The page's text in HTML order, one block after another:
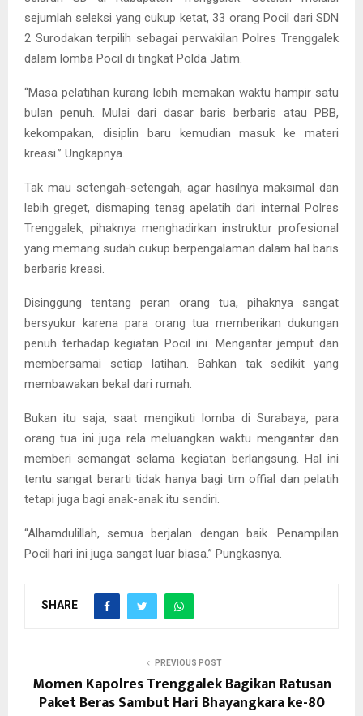
sejumlah seleksi yang cukup ketat, 33 orang Pocil dari SDN
2 Surodakan terpilih sebagai perwakilan Polres Trenggalek
dalam lomba Pocil di tingkat Polda Jatim.
“Masa pelatihan kurang lebih memakan waktu hampir satu
bulan penuh. Mulai dari dasar baris berbaris atau PBB,
kekompakan, disiplin baru kemudian masuk ke materi
kreasi.” Ungkapnya.
Tak mau setengah-setengah, agar hasilnya maksimal dan
lebih greget, dismaping tenag apelatih dari internal Polres
Trenggalek, pihaknya menghadirkan instruktur profesional
yang memang sudah cukup berpengalaman dalam hal baris
berbaris kreasi.
Disinggung tentang peran orang tua, pihaknya sangat
bersyukur karena para orang tua memberikan dukungan
penuh terhadap kegiatan Pocil ini. Mengantar jemput dan
membersamai setiap latihan. Bahkan tak sedikit yang
membawakan bekal dari rumah.
Bukan itu saja, saat mengikuti lomba di Surabaya, para
orang tua ini juga rela meluangkan waktu mengantar dan
memberi semangat selama kegiatan berlangsung. Hal ini
tentu sangat berarti tidak hanya bagi tim offial dan pelatih
tetapi juga bagi anak-anak itu sendiri.
“Alhamdulillah, semua berjalan dengan baik. Penampilan
Pocil hari ini juga sangat luar biasa.” Pungkasnya.
SHARE
PREVIOUS POST
Momen Kapolres Trenggalek Bagikan Ratusan
Paket Beras Sambut Hari Bhayangkara ke-80